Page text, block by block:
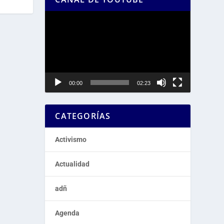
00:00 02:23
CATEGORÍAS
Activismo
Actualidad
adñ
Agenda